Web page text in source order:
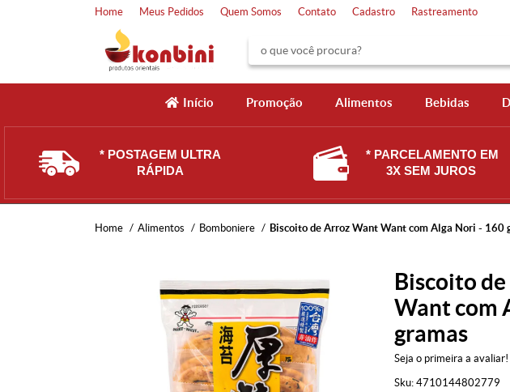
Home Meus Pedidos Quem Somos Contato Cadastro Rastreamento
Início Promoção Alimentos Bebidas
* POSTAGEM ULTRA
RÁPIDA
* PARCELAMENTO EM
3X SEM JUROS
Home Alimentos Bomboniere Biscoito de Arroz Want Want com Alga Nori - 160
Biscoito
Want com
gramas
Seja o primeira a avaliar!
Sku: 4710144802779